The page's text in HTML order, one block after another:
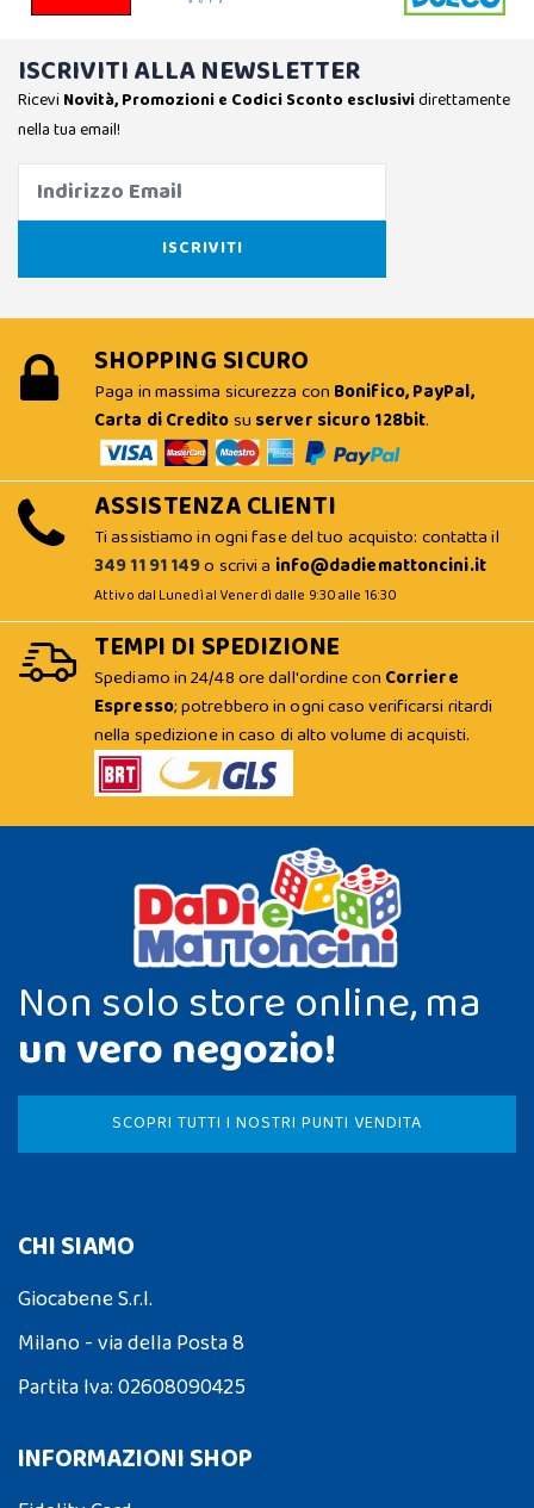
ISCRIVITI ALLA NEWSLETTER
Ricevi Novità, Promozioni e Codici Sconto esclusividirettamente
nella tua email!
SHOPPING SICURO
Paga in massima sicurezza con Bonifico, PayPal,
Carta di Creditosu server sicuro 128bit.
ASSISTENZA CLIENTI
Ti assistiamo in ogni fase del tuo acquisto: contatta il
349 11 91 149o scrivi a info@dadiemattoncini.it
Attivo dal Lunedì al Venerdì dalle 9:30 alle 16:30
TEMPI DI SPEDIZIONE
Spediamo in 24/48 ore dall'ordine con Corriere
Espresso; potrebbero in ogni caso verificarsi ritardi
nella spedizione in caso di alto volume di acquisti.
Non solo store online, ma
un vero negozio!
SCOPRI TUTTI I NOSTRI PUNTI VENDITA
CHI SIAMO
Giocabene S.r.l.
Milano - via della Posta 8
Partita Iva: 02608090425
INFORMAZIONI SHOP